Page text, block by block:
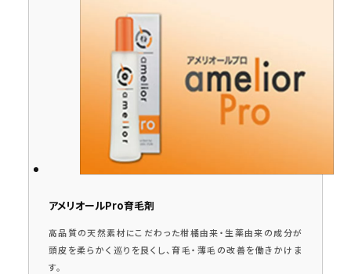
アメリオールPro育毛剤
高品質の天然素材にこだわった柑橘由来・生薬由来の成分が
頭皮を柔らかく巡りを良くし、育毛・薄毛の改善を働きかけま
す。